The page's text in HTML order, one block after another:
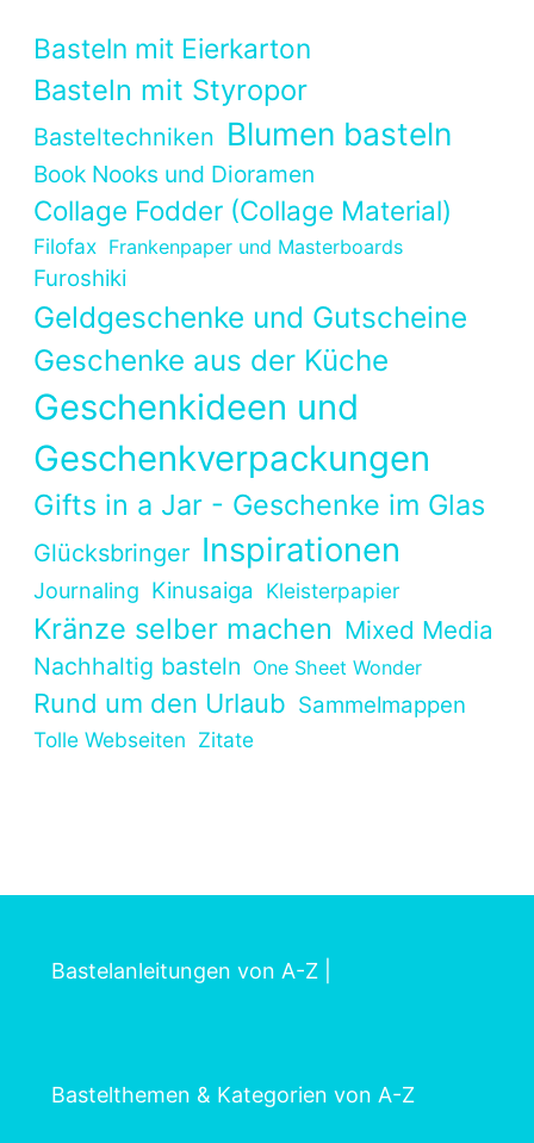
Basteln mit Eierkarton
Basteln mit Styropor
Basteltechniken Blumen basteln
Book Nooks und Dioramen
Collage Fodder (Collage Material)
Filofax Frankenpaper und Masterboards
Furoshiki
Geldgeschenke und Gutscheine
Geschenke aus der Küche
Geschenkideen und
Geschenkverpackungen
Gifts in a Jar - Geschenke im Glas
Glücksbringer Inspirationen
Journaling Kinusaiga Kleisterpapier
Kränze selber machen Mixed Media
Nachhaltig basteln One Sheet Wonder
Rund um den Urlaub Sammelmappen
Tolle Webseiten Zitate
Bastelanleitungen von A-Z
Bastelthemen & Kategorien von A-Z